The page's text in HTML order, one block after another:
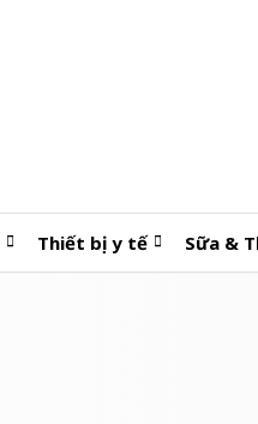
Thiết bị y tế Sữa &